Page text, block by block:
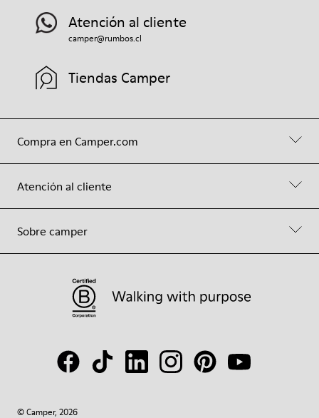
Compra en Camper.com
Atención al cliente
Sobre camper
Atención al cliente
camper@rumbos.cl
Tiendas Camper
© Camper, 2026